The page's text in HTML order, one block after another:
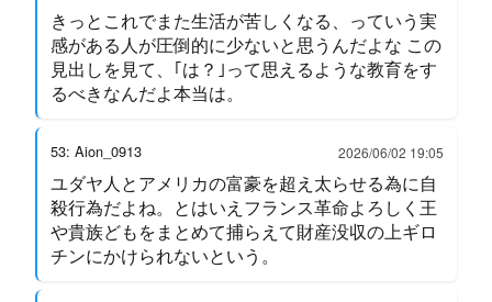
きっとこれでまた生活が苦しくなる、っていう実
感がある人が圧倒的に少ないと思うんだよな この
見出しを見て、｢は？｣って思えるような教育をす
るべきなんだよ本当は。
53: Aion_0913 2026/06/02 19:05
ユダヤ人とアメリカの富豪を超え太らせる為に自
殺行為だよね。とはいえフランス革命よろしく王
や貴族どもをまとめて捕らえて財産没収の上ギロ
チンにかけられないという。